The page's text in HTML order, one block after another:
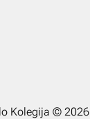
Kolegija © 2026